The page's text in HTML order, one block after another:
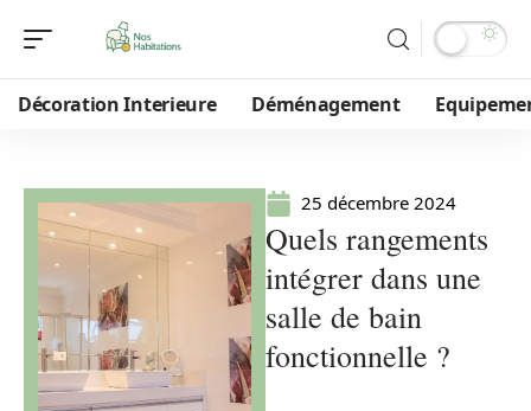
Décoration Interieure Déménagement
25 décembre 2024
Quels rangements
intégrer dans une
salle de bain
fonctionnelle ?